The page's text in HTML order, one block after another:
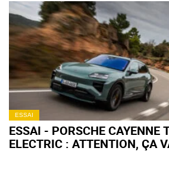
ESSAI
ESSAI - PORSCHE CAYENNE
ELECTRIC : ATTENTION, ÇA